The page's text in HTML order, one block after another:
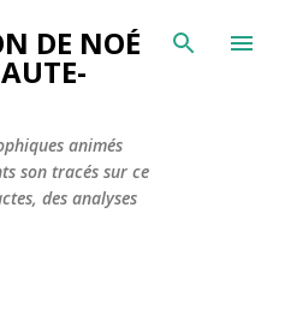
DE NOÉ
animés
son tracés sur ce
des analyses